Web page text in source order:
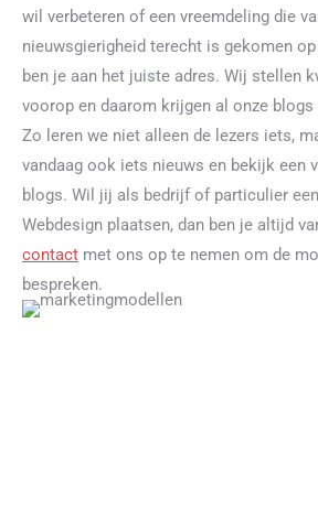
wil verbeteren of een vreemdeling die
nieuwsgierigheid terecht is gekomen
ben je aan het juiste adres. Wij stellen
voorop en daarom krijgen al onze
Zo leren we niet alleen de lezers iets,
vandaag ook iets nieuws en bekijk een
blogs. Wil jij als bedrijf of particulier
Webdesign plaatsen, dan ben je altijd
contact met ons op te nemen om de
bespreken.